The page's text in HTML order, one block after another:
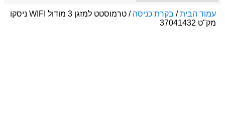
עמוד הבית/ בקרת כניסה
/ טרמוסטט למזגן 3 מודול WIFI ניסקו
מק"ט 37041432